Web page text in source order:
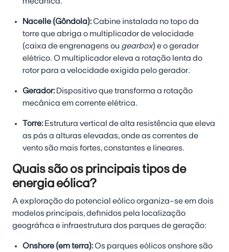
Nacelle (Gôndola):Cabine instalada no topo da
torre que abriga o multiplicador de velocidade
(caixa de engrenagens ou gearbox) e o gerador
elétrico. O multiplicador eleva a rotação lenta do
rotor para a velocidade exigida pelo gerador.
Gerador:Dispositivo que transforma a rotação
mecânica em corrente elétrica.
Torre:Estrutura vertical de alta resistência que eleva
as pás a alturas elevadas, onde as correntes de
vento são mais fortes, constantes e lineares.
Quais são os principais tipos de
energia eólica?
A exploração do potencial eólico organiza-se em dois
modelos principais, definidos pela localização
geográfica e infraestrutura dos parques de geração:
Onshore (em terra):Os parques eólicos onshore são